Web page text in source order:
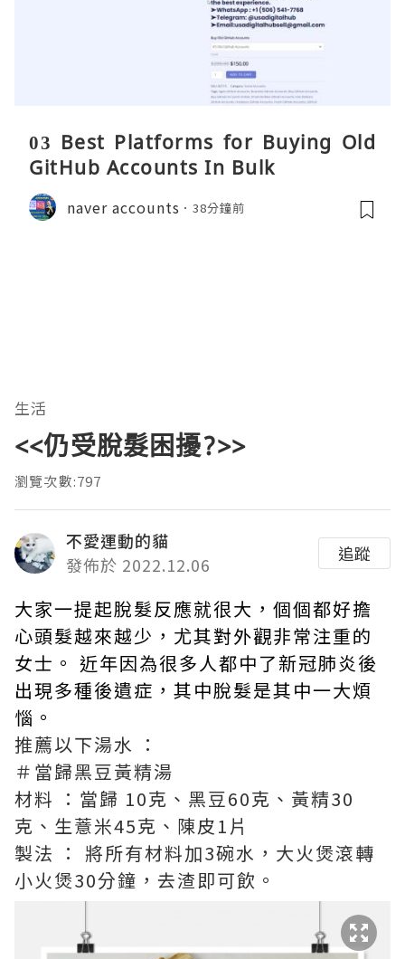
03 Best Platforms for Buying Old
GitHub Accounts In Bulk
naver accounts 38分鐘前
生活
<<仍受脫髮困擾?>>
瀏覽次數:797
不愛運動的貓
發佈於 2022.12.06
追蹤
大家一提起脫髮反應就很大，個個都好擔
心頭髮越來越少，尤其對外觀非常注重的
女士。 近年因為很多人都中了新冠肺炎後
出現多種後遺症，其中脫髮是其中一大煩
惱。
推薦以下湯水 ：
＃當歸黑豆黃精湯
材料 ：當歸 10克、黑豆60克、黃精30
克、生薏米45克、陳皮1片
製法 ： 將所有材料加3碗水，大火煲滾轉
小火煲30分鐘，去渣即可飲。